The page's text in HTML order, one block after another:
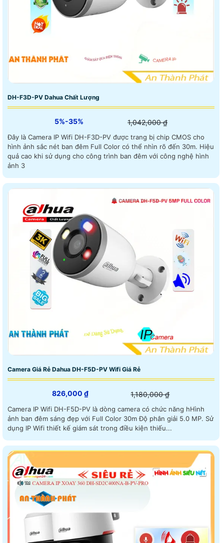
DH-F3D-PV Dahua Chất Lượng
5%-35% 1,042,000 ₫
Đây là Camera IP Wifi DH-F3D-PV được trang bị chip CMOS cho
hình ảnh sắc nét ban đêm Full Color có thể nhìn rõ đến 30m. Hiệu
quả cao khi sử dụng cho công trình ban đêm với công nghệ hình
ảnh 3
Camera Giá Rẻ Dahua DH-F5D-PV Wifi Giá Rẻ
826,000 ₫ 1,180,000 ₫
Camera IP Wifi DH-F5D-PV là dòng camera có chức năng hHình
ảnh ban đêm sáng đẹp với Full Color 30m Độ phân giải 5.0 MP. Sử
dụng IP Wifi thiết kế giám sát trong điều kiện thiếu...